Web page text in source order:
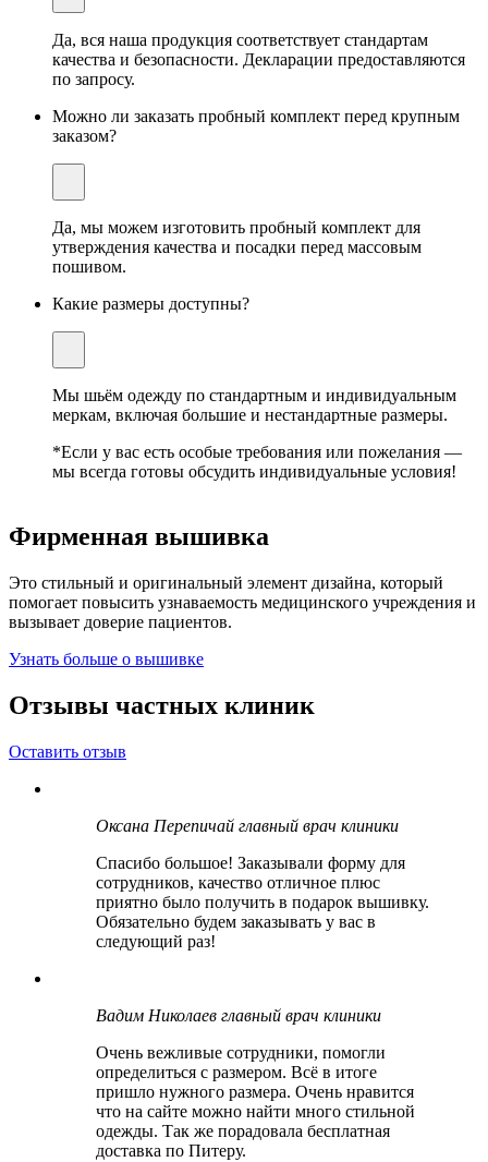
Да, вся наша продукция соответствует стандартам
качества и безопасности. Декларации предоставляются
по запросу.
Можно ли заказать пробный комплект перед крупным
заказом?
Да, мы можем изготовить пробный комплект для
утверждения качества и посадки перед массовым
пошивом.
Какие размеры доступны?
Мы шьём одежду по стандартным и индивидуальным
меркам, включая большие и нестандартные размеры.
*Если у вас есть особые требования или пожелания —
мы всегда готовы обсудить индивидуальные условия!
Фирменная вышивка
Это стильный и оригинальный элемент дизайна, который
помогает повысить узнаваемость медицинского учреждения и
вызывает доверие пациентов.
Узнать больше о вышивке
Отзывы частных клиник
Оставить отзыв
Оксана Перепичай главный врач клиники
Спасибо большое! Заказывали форму для
сотрудников, качество отличное плюс
приятно было получить в подарок вышивку.
Обязательно будем заказывать у вас в
следующий раз!
Вадим Николаев главный врач клиники
Очень вежливые сотрудники, помогли
определиться с размером. Всё в итоге
пришло нужного размера. Очень нравится
что на сайте можно найти много стильной
одежды. Так же порадовала бесплатная
доставка по Питеру.